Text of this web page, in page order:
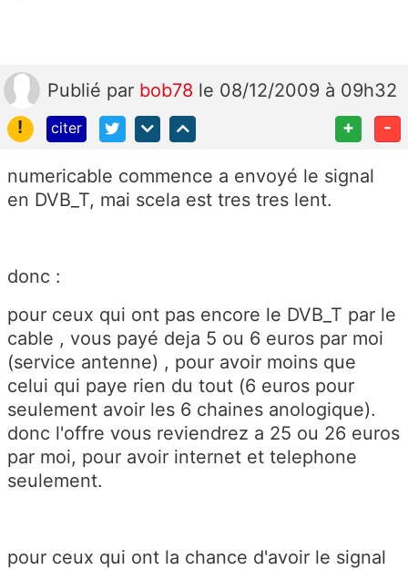
Publié par bob78 le 08/12/2009 à 09h32
!
citer + -
numericable commence a envoyé le signal
en DVB_T, mai scela est tres tres lent.
donc :
pour ceux qui ont pas encore le DVB_T par le
cable , vous payé deja 5 ou 6 euros par moi
(service antenne) , pour avoir moins que
celui qui paye rien du tout (6 euros pour
seulement avoir les 6 chaines anologique).
donc l'offre vous reviendrez a 25 ou 26 euros
par moi, pour avoir internet et telephone
seulement.
pour ceux qui ont la chance d'avoir le signal